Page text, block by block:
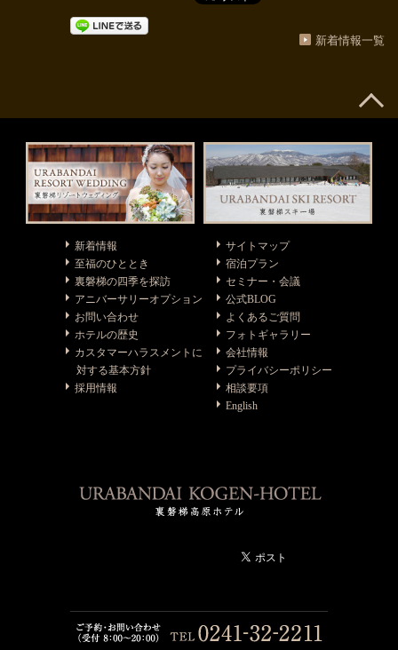
新着情報一覧
新着情報
至福のひととき
裏磐梯の四季を探訪
アニバーサリーオプション
お問い合わせ
ホテルの歴史
カスタマーハラスメントに
対する基本方針
採用情報
サイトマップ
宿泊プラン
セミナー・会議
公式BLOG
よくあるご質問
フォトギャラリー
会社情報
プライバシーポリシー
相談要項
English